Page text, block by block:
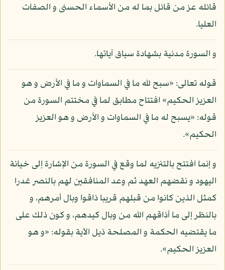
قائله عز من قائل بما له من الأسماء الحسنى و الصفات
العليا.
و السورة مدنية بشهادة سياق آياتها.
قوله تعالى: «سبح لله ما في السماوات و ما في الأرض و هو
العزيز الحكيم» افتتاح مطابق لما في مختتم السورة من
قوله: «يسبح له ما في السماوات و الأرض و هو العزيز
الحكيم».
و إنما افتتح بالتنزيه لما وقع في السورة من الإشارة إلى خيانة
اليهود و نقضهم العهد ثم وعد المنافقين لهم بالنصر غدرا
كمثل الذين كانوا من قبلهم قريبا ذاقوا وبال أمرهم، و
بالنظر إلى ما أذاقهم الله من وبال كيدهم، و كون ذلك على
ما يقتضيه الحكمة و المصلحة ذيل الآية بقوله: «و هو
العزيز الحكيم».